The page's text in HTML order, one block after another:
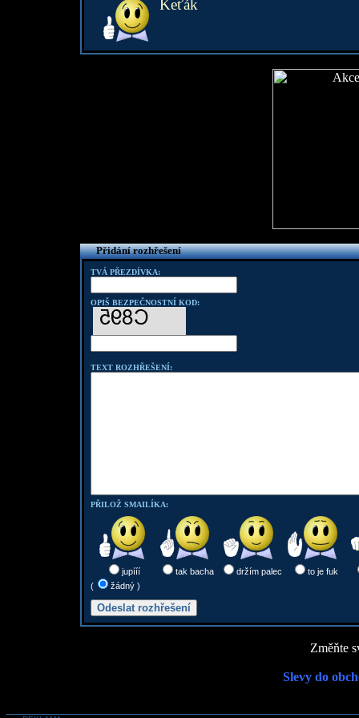
Keťák
Přidání rozhřešení
TVÁ PŘEZDÍVKA:
OPIŠ BEZPEČNOSTNÍ KOD:
TEXT ROZHŘEŠENÍ:
PŘILOŽ SMAILÍKA:
jupííí tak bacha držím palec
to je fuk
(
žádný )
Změňte
Slevy do